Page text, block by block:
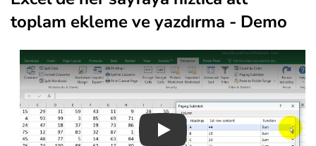
toplam ekleme ve yazdırma - Demo
Play